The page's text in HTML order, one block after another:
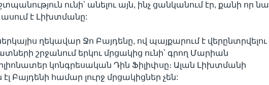
ունի՝ անելու այն, ինչ ցանկանում էր, քանի որ նա
է Լիխտմանը:
ղեկավար Ջո Բայդենը, ով պայքարում է վերընտրվելու
շրջանում երկու մրցակից ունի՝ գրող Մարիան
կոնգրեսական Դին Ֆիլիփսը։ Ալան Լիխտմանի
էլ Բայդենի համար լուրջ մրցակիցներ չեն: